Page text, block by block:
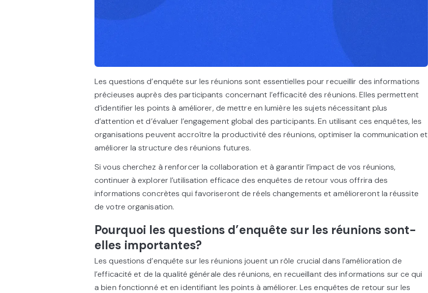
Les questions d’enquête sur les réunions sont essentielles pour recueillir des informations
précieuses auprès des participants concernant l’efficacité des réunions. Elles permettent
d’identifier les points à améliorer, de mettre en lumière les sujets nécessitant plus
d’attention et d’évaluer l’engagement global des participants. En utilisant ces enquêtes, les
organisations peuvent accroître la productivité des réunions, optimiser la communication et
améliorer la structure des réunions futures.
Si vous cherchez à renforcer la collaboration et à garantir l’impact de vos réunions,
continuer à explorer l’utilisation efficace des enquêtes de retour vous offrira des
informations concrètes qui favoriseront de réels changements et amélioreront la réussite
de votre organisation.
Pourquoi les questions d’enquête sur les réunions sont-
elles importantes?
Les questions d’enquête sur les réunions jouent un rôle crucial dans l’amélioration de
l’efficacité et de la qualité générale des réunions, en recueillant des informations sur ce qui
a bien fonctionné et en identifiant les points à améliorer. Les enquêtes de retour sur les